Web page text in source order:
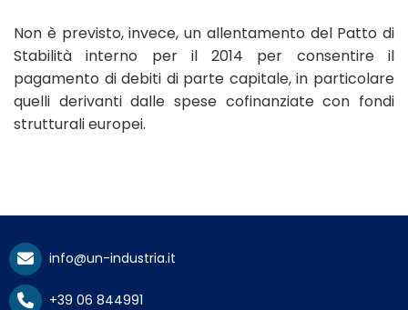
Non è previsto, invece, un allentamento del Patto di
Stabilità interno per il 2014 per consentire il
pagamento di debiti di parte capitale, in particolare
quelli derivanti dalle spese cofinanziate con fondi
strutturali europei.
info@un-industria.it
+39 06 844991